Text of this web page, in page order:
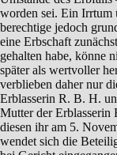
worden sei. Ein Irrtum
berechtige jedoch
eine Erbschaft
gehalten habe, könne
später als wertvoller
verblieben daher nur
Erblasserin R. B. H.
Mutter der
diesen ihr am 5.
wendet sich die